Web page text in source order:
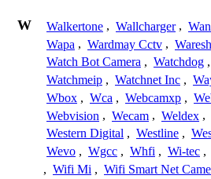
W Walkertone , Wallcharger ,
Wapa , Wardmay Cctv ,
Watch Bot Camera , Watchdog ,
Watchmeip , Watchnet Inc ,
Wbox , Wca , Webcamxp ,
Webvision , Wecam , Weldex ,
Western Digital , Westline ,
Wevo , Wgcc , Whfi , Wi-tec ,
, Wifi Mi , Wifi Smart Net